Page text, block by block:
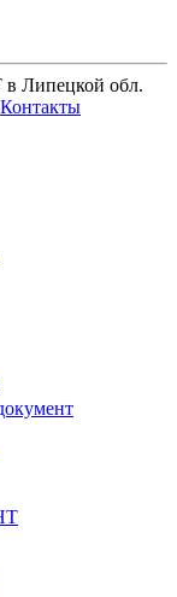
Липецкой обл.
Контакты